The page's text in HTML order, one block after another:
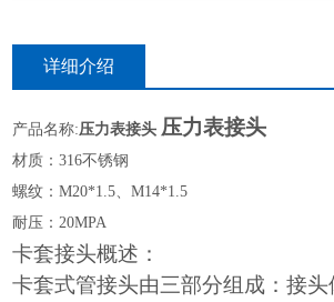
详细介绍
产品名称:压力表接头 压力表接头
材质：316不锈钢
螺纹：M20*1.5、M14*1.5
耐压： 20MPA
卡套接头概述：
卡套式管接头由三部分组成：接